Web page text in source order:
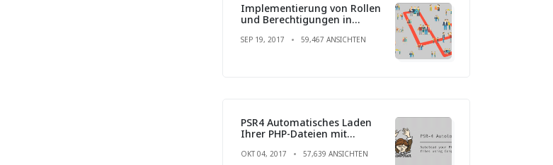
Implementierung von Rollen
und Berechtigungen in
SEP 19, 2017 59,467 ANSICHTEN
PSR4 Automatisches Laden
Ihrer PHP-Dateien mit
OKT 04, 2017 57,639 ANSICHTEN